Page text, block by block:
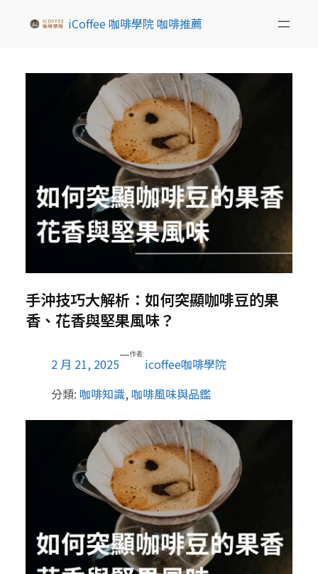
iCoffee 咖啡學院 咖啡推薦
手沖技巧大解析：如何突顯咖啡豆的果
香、花香與堅果風味？
2 月 21, 2025
—作者:
icoffee咖啡學院
分類: 咖啡知識, 咖啡風味與品鑑